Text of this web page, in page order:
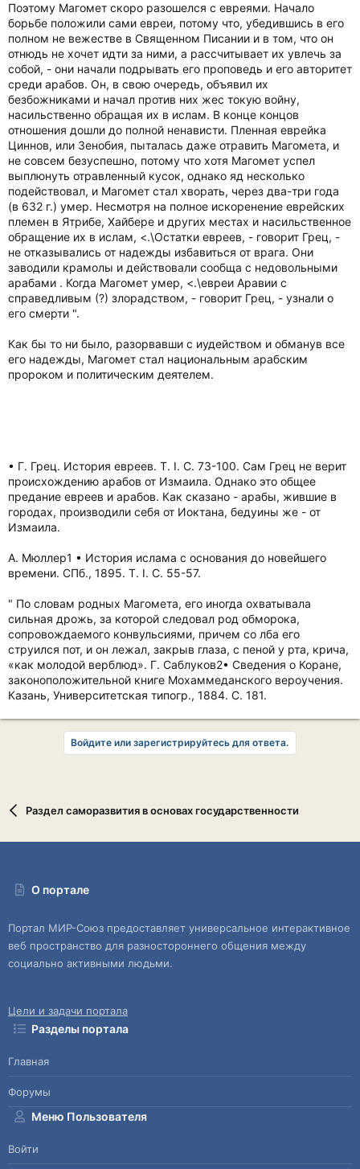
Поэтому Магомет скоро разошелся с евреями. Начало
борьбе положили сами евреи, потому что, убедившись в его
полном не вежестве в Священном Писании и в том, что он
отнюдь не хочет идти за ними, а рассчитывает их увлечь за
собой, - они начали подрывать его проповедь и его авторитет
среди арабов. Он, в свою очередь, объявил их
безбожниками и начал против них жес токую войну,
насильственно обращая их в ислам. В конце концов
отношения дошли до полной ненависти. Пленная еврейка
Циннов, или Зенобия, пыталась даже отравить Магомета, и
не совсем безуспешно, потому что хотя Магомет успел
выплюнуть отравленный кусок, однако яд несколько
подействовал, и Магомет стал хворать, через два-три года
(в 632 г.) умер. Несмотря на полное искоренение еврейских
племен в Ятрибе, Хайбере и других местах и насильственное
обращение их в ислам, <.\Остатки евреев, - говорит Грец, -
не отказывались от надежды избавиться от врага. Они
заводили крамолы и действовали сообща с недовольными
арабами . Когда Магомет умер, <.\евреи Аравии с
справедливым (?) злорадством, - говорит Грец, - узнали о
его смерти ".
Как бы то ни было, разорвавши с иудейством и обманув все
его надежды, Магомет стал национальным арабским
пророком и политическим деятелем.
• Г. Грец. История евреев. Т. I. С. 73-100. Сам Грец не верит
происхождению арабов от Измаила. Однако это общее
предание евреев и арабов. Как сказано - арабы, жившие в
городах, производили себя от Иоктана, бедуины же - от
Измаила.
А. Мюллер1 • История ислама с основания до новейшего
времени. СПб., 1895. Т. I. С. 55-57.
" По словам родных Магомета, его иногда охватывала
сильная дрожь, за которой следовал род обморока,
сопровождаемого конвульсиями, причем со лба его
струился пот, и он лежал, закрыв глаза, с пеной у рта, крича,
«как молодой верблюд». Г. Саблуков2• Сведения о Коране,
законоположительной книге Мохаммеданского вероучения.
Казань, Университетская типогр., 1884. С. 181.
Войдите или зарегистрируйтесь для ответа.
Раздел саморазвития в основах государственности
О портале
Портал МИР-Союз предоставляет универсальное интерактивное
веб пространство для разностороннего общения между
социально активными людьми.
Цели и задачи портала
Разделы портала
Главная
Форумы
Меню Пользователя
Войти